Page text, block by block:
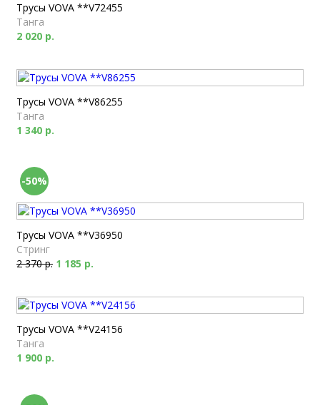
Трусы VOVA **V72455
Танга
2 020 р.
Трусы VOVA **V86255
Танга
1 340 р.
-50%
Трусы VOVA **V36950
Стринг
2 370 р. 1 185 р.
Трусы VOVA **V24156
Танга
1 900 р.